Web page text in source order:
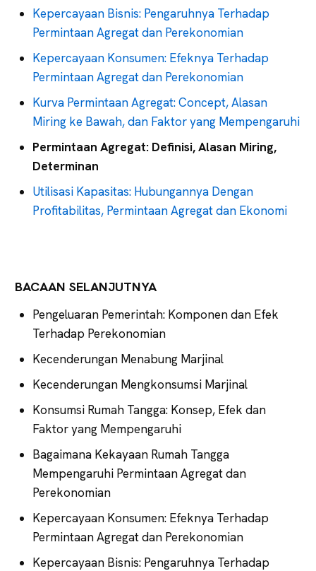
Kepercayaan Bisnis: Pengaruhnya Terhadap
Permintaan Agregat dan Perekonomian
Kepercayaan Konsumen: Efeknya Terhadap
Permintaan Agregat dan Perekonomian
Kurva Permintaan Agregat: Concept, Alasan
Miring ke Bawah, dan Faktor yang Mempengaruhi
Permintaan Agregat: Definisi, Alasan Miring,
Determinan
Utilisasi Kapasitas: Hubungannya Dengan
Profitabilitas, Permintaan Agregat dan Ekonomi
BACAAN SELANJUTNYA
Pengeluaran Pemerintah: Komponen dan Efek
Terhadap Perekonomian
Kecenderungan Menabung Marjinal
Kecenderungan Mengkonsumsi Marjinal
Konsumsi Rumah Tangga: Konsep, Efek dan
Faktor yang Mempengaruhi
Bagaimana Kekayaan Rumah Tangga
Mempengaruhi Permintaan Agregat dan
Perekonomian
Kepercayaan Konsumen: Efeknya Terhadap
Permintaan Agregat dan Perekonomian
Kepercayaan Bisnis: Pengaruhnya Terhadap